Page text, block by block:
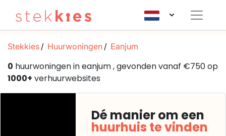
Stekkies Huurwoningen Eanjum
0 huurwoningen in eanjum , gevonden vanaf €750 op
1000+ verhuurwebsites
Dé manier om een
huurhuis te vinden